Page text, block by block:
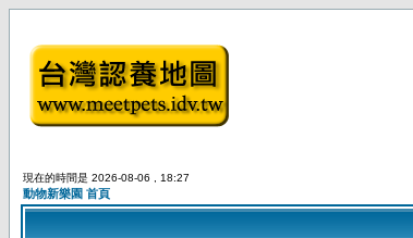
現在的時間是 2026-08-06 , 18:27
動物新樂園 首頁